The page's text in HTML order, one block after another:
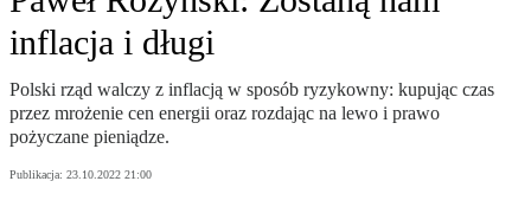
inflacja i długi
Polski rząd walczy z inflacją w sposób ryzykowny: kupując czas
przez mrożenie cen energii oraz rozdając na lewo i prawo
pożyczane pieniądze.
Publikacja: 23.10.2022 21:00